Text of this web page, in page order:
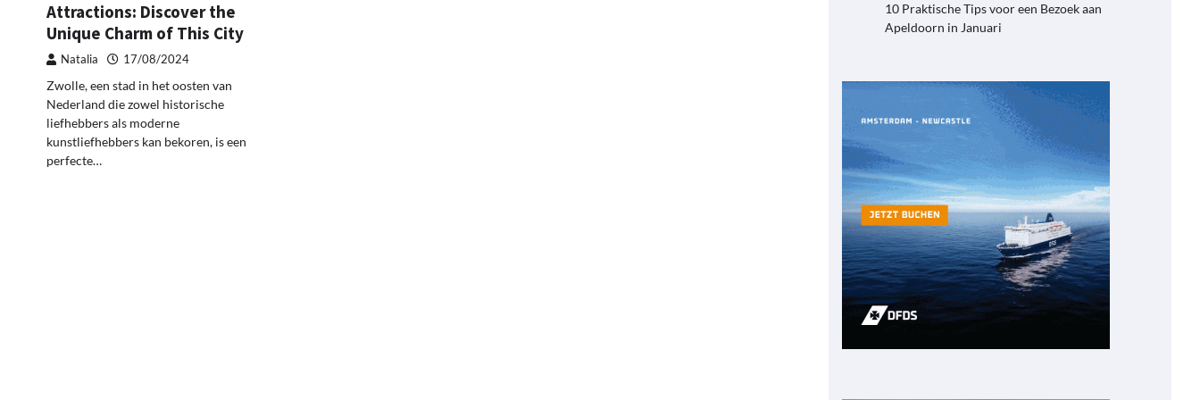
Attractions: Discover the
Unique Charm of This City
Natalia 17/08/2024
Zwolle, een stad in het oosten van
Nederland die zowel historische
liefhebbers als moderne
kunstliefhebbers kan bekoren, is een
perfecte…
10 Praktische Tips voor een Bezoek aan
Apeldoorn in Januari